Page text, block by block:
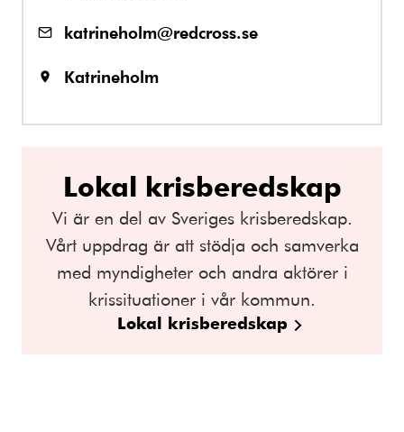
katrineholm@redcross.se
Katrineholm
Lokal krisberedskap
Vi är en del av Sveriges krisberedskap.
Vårt uppdrag är att stödja och samverka
med myndigheter och andra aktörer i
krissituationer i vår kommun.
Lokal krisberedskap